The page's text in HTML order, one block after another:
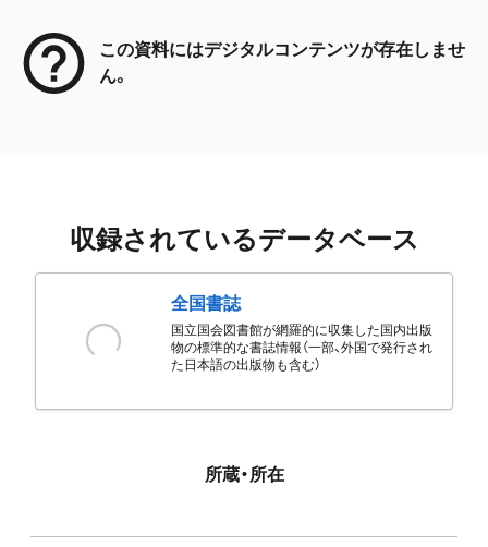
この資料にはデジタルコンテンツが存在しませ
ん。
収録されているデータベース
全国書誌
国立国会図書館が網羅的に収集した国内出版
物の標準的な書誌情報（一部、外国で発行され
た日本語の出版物も含む）
所蔵・所在